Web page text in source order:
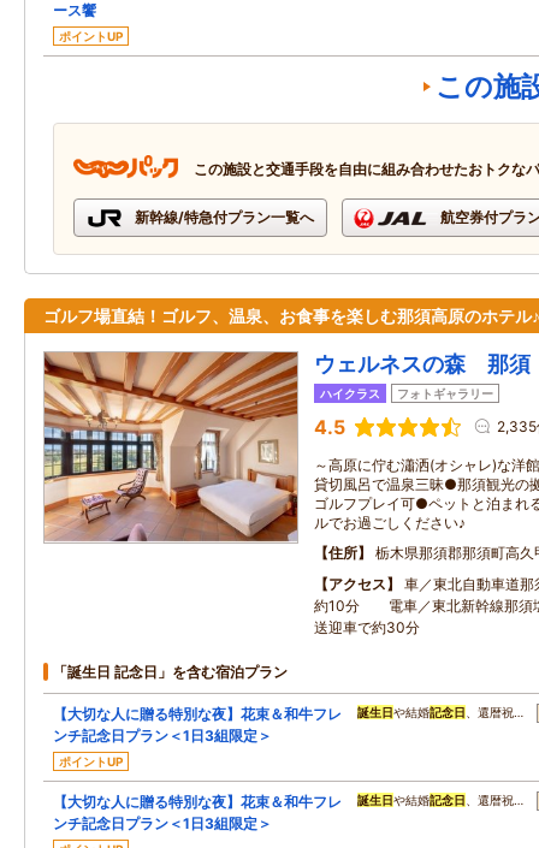
ース饗
ポイントUP
この施
この施設と交通手段を自由に組み合わせたおトクな
新幹線/特急付プラン一覧へ 航空券付プラ
ゴルフ場直結！ゴルフ、温泉、お食事を楽しむ那須高原のホテル♪
ウェルネスの森 那須
ハイクラス フォトギャラリー
4.5 2,335
～高原に佇む瀟洒(オシャレ)な洋
貸切風呂で温泉三昧●那須観光の
ゴルフプレイ可●ペットと泊ま
ルでお過ごしください♪
住所
栃木県那須郡那須町高
アクセス
車／東北自動車道
約10分 電車／東北新幹線那須
送迎車で約30分
「誕生日 記念日」を含む宿泊プラン
【大切な人に贈る特別な夜】花束＆和牛フレ
ンチ記念日プラン＜1日3組限定＞
ポイントUP
誕生日や結婚記念日 、還暦祝…
【大切な人に贈る特別な夜】花束＆和牛フレ
ンチ記念日プラン＜1日3組限定＞
誕生日や結婚記念日 、還暦祝…